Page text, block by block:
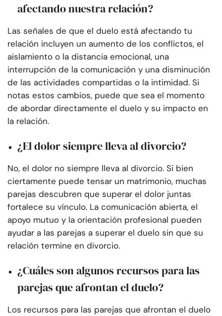
afectando nuestra relación?
Las señales de que el duelo está afectando tu
relación incluyen un aumento de los conflictos, el
aislamiento o la distancia emocional, una
interrupción de la comunicación y una disminución
de las actividades compartidas o la intimidad. Si
notas estos cambios, puede que sea el momento
de abordar directamente el duelo y su impacto en
la relación.
¿El dolor siempre lleva al divorcio?
No, el dolor no siempre lleva al divorcio. Si bien
ciertamente puede tensar un matrimonio, muchas
parejas descubren que superar el dolor juntas
fortalece su vínculo. La comunicación abierta, el
apoyo mutuo y la orientación profesional pueden
ayudar a las parejas a superar el duelo sin que su
relación termine en divorcio.
¿Cuáles son algunos recursos para las
parejas que afrontan el duelo?
Los recursos para las parejas que afrontan el duelo